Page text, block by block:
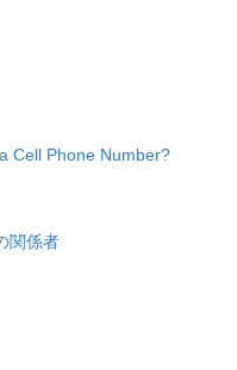
Cell Phone Number?
関係者